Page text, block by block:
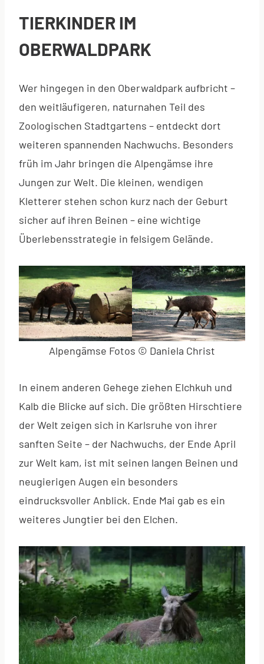
TIERKINDER IM
OBERWALDPARK
Wer hingegen in den Oberwaldpark aufbricht –
den weitläufigeren, naturnahen Teil des
Zoologischen Stadtgartens – entdeckt dort
weiteren spannenden Nachwuchs. Besonders
früh im Jahr bringen die Alpengämse ihre
Jungen zur Welt. Die kleinen, wendigen
Kletterer stehen schon kurz nach der Geburt
sicher auf ihren Beinen – eine wichtige
Überlebensstrategie in felsigem Gelände.
Alpengämse Fotos © Daniela Christ
In einem anderen Gehege ziehen Elchkuh und
Kalb die Blicke auf sich. Die größten Hirschtiere
der Welt zeigen sich in Karlsruhe von ihrer
sanften Seite – der Nachwuchs, der Ende April
zur Welt kam, ist mit seinen langen Beinen und
neugierigen Augen ein besonders
eindrucksvoller Anblick. Ende Mai gab es ein
weiteres Jungtier bei den Elchen.